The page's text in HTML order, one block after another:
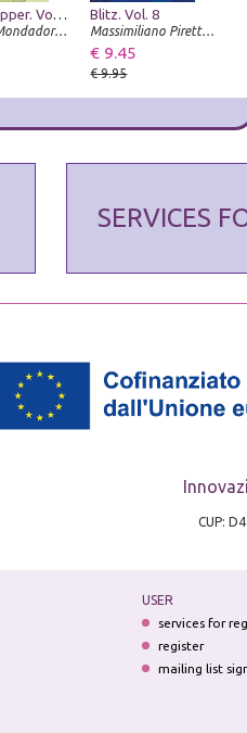
Heartstopper. Vol. 6
Arnoldo Mondadori Editore
Blitz. Vol. 8
Massimiliano Piretti Editore
€ 9.45
€ 9.95
SERVICES
CUP:
USER
services for
register
mailing list